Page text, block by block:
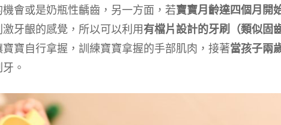
會或是奶瓶性齲齒，另一方面，若寶寶月齡達四個月開
牙齦的感覺，所以可以利用有檔片設計的牙刷（類似固齒
寶自行拿握，訓練寶寶拿握的手部肌肉，接著當孩子兩
。